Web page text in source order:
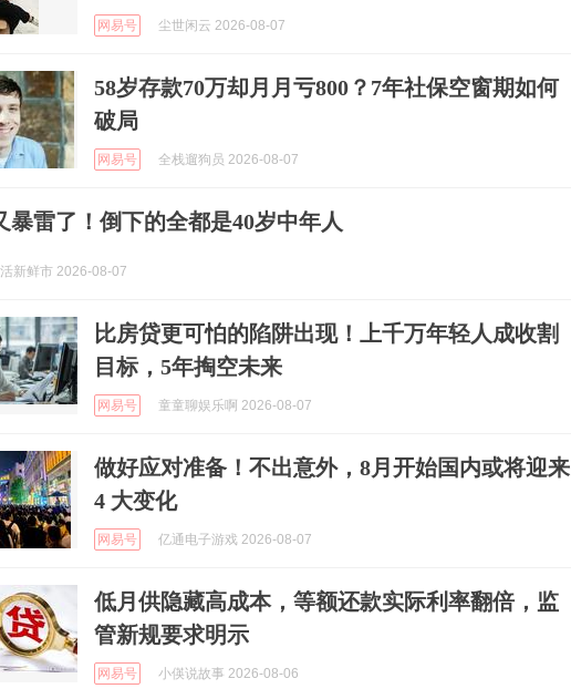
网易号 尘世闲云 2026-08-07
58岁存款70万却月月亏800？7年社保空窗期如何
破局
网易号 全栈遛狗员 2026-08-07
暴雷了！倒下的全都是40岁中年人
新鲜市 2026-08-07
比房贷更可怕的陷阱出现！上千万年轻人成收割
目标，5年掏空未来
网易号 童童聊娱乐啊 2026-08-07
做好应对准备！不出意外，8月开始国内或将迎来
4 大变化
网易号 亿通电子游戏 2026-08-07
低月供隐藏高成本，等额还款实际利率翻倍，监
管新规要求明示
网易号 小偀说故事 2026-08-06